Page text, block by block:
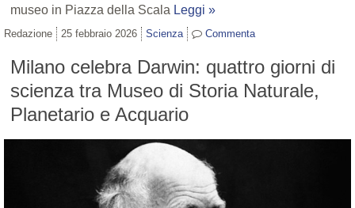
museo in Piazza della Scala Leggi »
Redazione 25 febbraio 2026 Scienza Commenta
Milano celebra Darwin: quattro giorni di
scienza tra Museo di Storia Naturale,
Planetario e Acquario